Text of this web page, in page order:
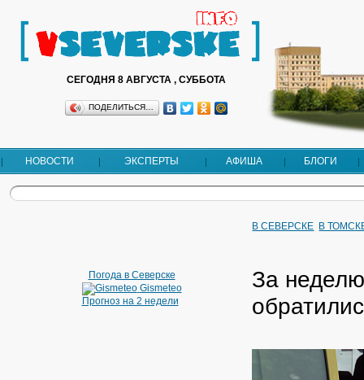
СЕГОДНЯ 8 АВГУСТА , СУББОТА
ПОДЕЛИТЬСЯ…
НОВОСТИ ЭКСПЕРТЫ АФИША БЛОГИ
Погода в Северске
Gismeteo
Прогноз на 2 недели
В СЕВЕРСКЕ В
За